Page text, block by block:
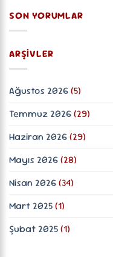
Doğanın
Sakinleştirici
Gelen
Değer:
ve
SON YORUMLAR
ARŞIVLER
Ağustos 2026(5)
Temmuz 2026(29)
Haziran 2026(29)
Mayıs 2026(28)
Nisan 2026(34)
Mart 2025(1)
Şubat 2025(1)